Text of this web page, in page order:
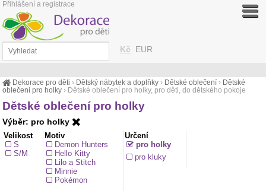
Dekorace pro děti › Dětský nábytek a doplňky › Dětské oblečení › Dětské
oblečení pro holky › Dětské oblečení pro holky, pro děti, do dětského pokoje
Dětské oblečení pro holky
Výběr: pro holky
Velikost
S
S/M
Motiv
Demon Hunters
Hello Kitty
Lilo a Stitch
Minnie
Pokémon
Určení
pro holky
pro kluky
Kč EUR
Přihlášení a registrace